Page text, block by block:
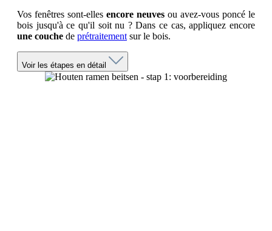
Vos fenêtres sont-elles encore neuves ou avez-vous poncé le
bois jusqu'à ce qu'il soit nu ? Dans ce cas, appliquez encore
une couche de prétraitement sur le bois.
Voir les étapes en détail